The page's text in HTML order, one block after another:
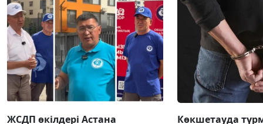
ЖСДП өкілдері Астана
Көкшетауда